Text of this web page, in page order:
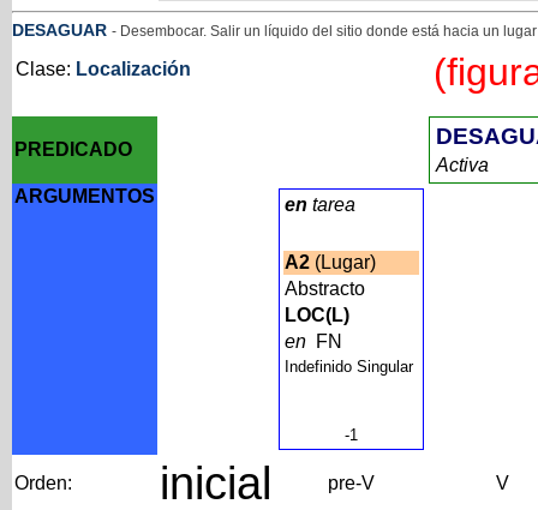
DESAGUAR - Desembocar. Salir un líquido del sitio donde está hacia un
Clase: Localización
PREDICADO
Activa
ARGUMENTOS
en tarea
A2(Lugar)
Abstracto
LOC(L)
en FN
Indefinido Singular
-1
Orden: inicial pre-V V